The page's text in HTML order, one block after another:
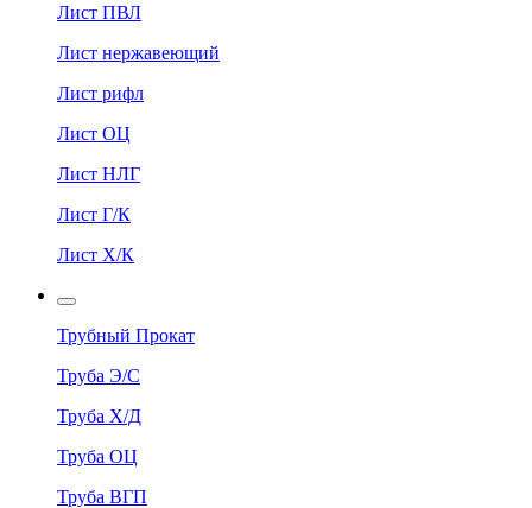
Лист ПВЛ
Лист нержавеющий
Лист рифл
Лист ОЦ
Лист НЛГ
Лист Г/К
Лист Х/К
Трубный Прокат
Труба Э/С
Труба Х/Д
Труба ОЦ
Труба ВГП